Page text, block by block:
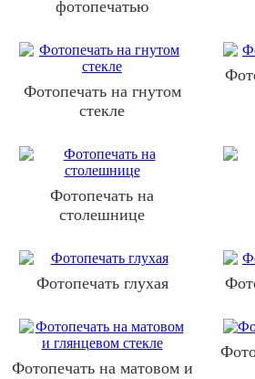
фотопечатью
Фотопечать на гнутом
стекле
Фотопечать на
столешнице
Фотопечать глухая
Фотопечать на матовом и